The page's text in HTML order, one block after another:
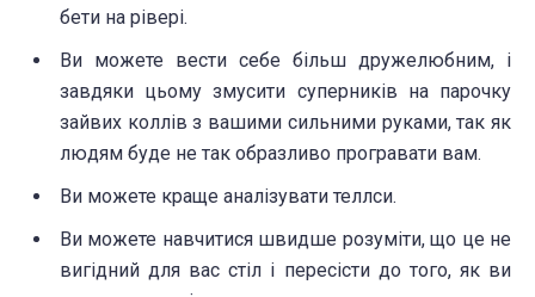
бети на рівері.
Ви можете вести себе більш дружелюбним, і
завдяки цьому змусити суперників на парочку
зайвих коллів з вашими сильними руками, так як
людям буде не так образливо програвати вам.
Ви можете краще аналізувати теллси.
Ви можете навчитися швидше розуміти, що це не
вигідний для вас стіл і пересісти до того, як ви